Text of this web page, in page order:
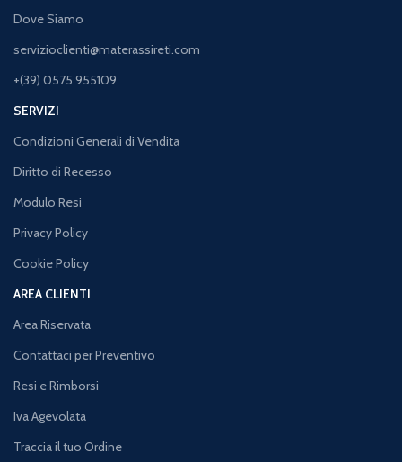
Dove Siamo
servizioclienti@materassireti.com
+(39) 0575 955109
SERVIZI
Condizioni Generali di Vendita
Diritto di Recesso
Modulo Resi
Privacy Policy
Cookie Policy
AREA CLIENTI
Area Riservata
Contattaci per Preventivo
Resi e Rimborsi
Iva Agevolata
Traccia il tuo Ordine